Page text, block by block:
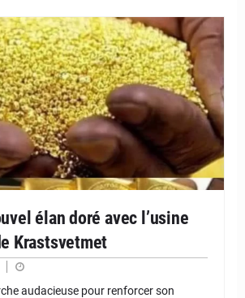
élan doré avec l’usine
Krastsvetmet
audacieuse pour renforcer son